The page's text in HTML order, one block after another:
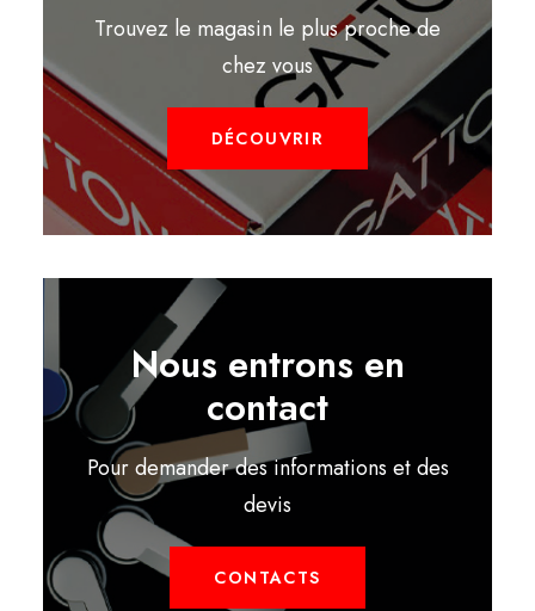
Trouvez le magasin le plus proche de
chez vous
DÉCOUVRIR
Nous entrons en
contact
Pour demander des informations et des
devis
CONTACTS